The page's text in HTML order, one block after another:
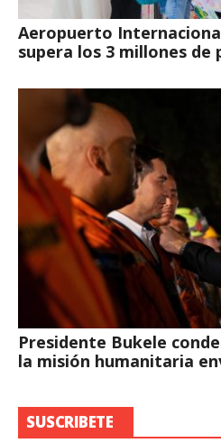
Aeropuerto
supera los 3 millones de
Presidente Bukele
la misión humanitaria
SUSCRIBETE